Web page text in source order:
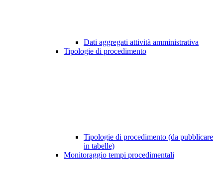
Dati aggregati attività amministrativa
Tipologie di procedimento
Tipologie di procedimento (da pubblicare
in tabelle)
Monitoraggio tempi procedimentali